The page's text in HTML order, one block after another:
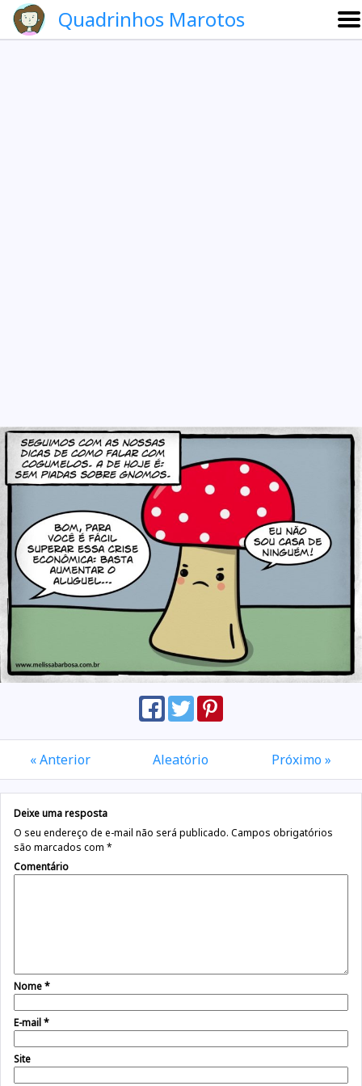
Quadrinhos Marotos
« Anterior Aleatório Próximo »
Deixe uma resposta
O seu endereço de e-mail não será publicado. Campos obrigatórios
são marcados com *
Comentário
Nome*
E-mail*
Site